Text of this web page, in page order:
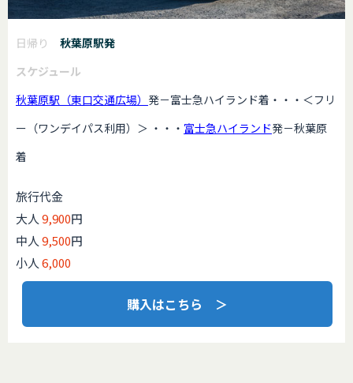
日帰り
秋葉原駅発
スケジュール
秋葉原駅（東口交通広場） 発－富士急ハイランド着・・・＜フリ
ー（ワンデイパス利用）＞ ・・・ 富士急ハイランド発－秋葉原
着
旅行代金
大人9,900円
中人9,500円
小人6,000
購入はこちら ＞